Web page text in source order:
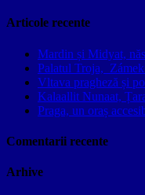
Articole recente
Mardin și Midyat,
Palatul Troja,
Vltava pragheză și
Kalaallit Nunaat,
Praga, un oraș
Comentarii recente
Arhive